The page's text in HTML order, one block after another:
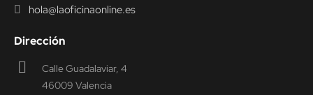
hola@laoficinaonline.es
Dirección
Calle Guadalaviar, 4
46009 Valencia